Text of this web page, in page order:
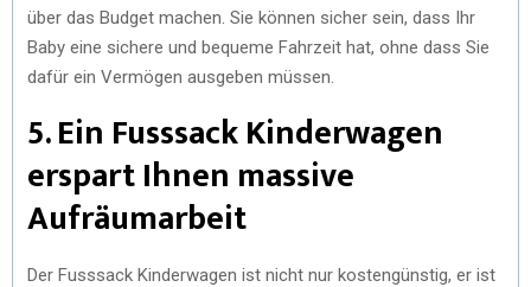
über das Budget machen. Sie können sicher sein, dass Ihr
Baby eine sichere und bequeme Fahrzeit hat, ohne dass Sie
dafür ein Vermögen ausgeben müssen.
5. Ein Fusssack Kinderwagen
erspart Ihnen massive
Aufräumarbeit
Der Fusssack Kinderwagen ist nicht nur kostengünstig, er ist